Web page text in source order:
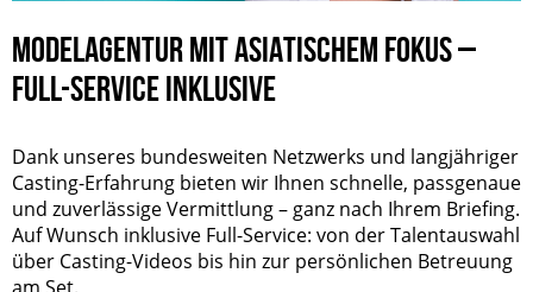
MODELAGENTUR MIT ASIATISCHEM FOKUS –
FULL-SERVICE INKLUSIVE
Dank unseres bundesweiten Netzwerks und langjähriger
Casting-Erfahrung bieten wir Ihnen schnelle, passgenaue
und zuverlässige Vermittlung – ganz nach Ihrem Briefing.
Auf Wunsch inklusive Full-Service: von der Talentauswahl
über Casting-Videos bis hin zur persönlichen Betreuung